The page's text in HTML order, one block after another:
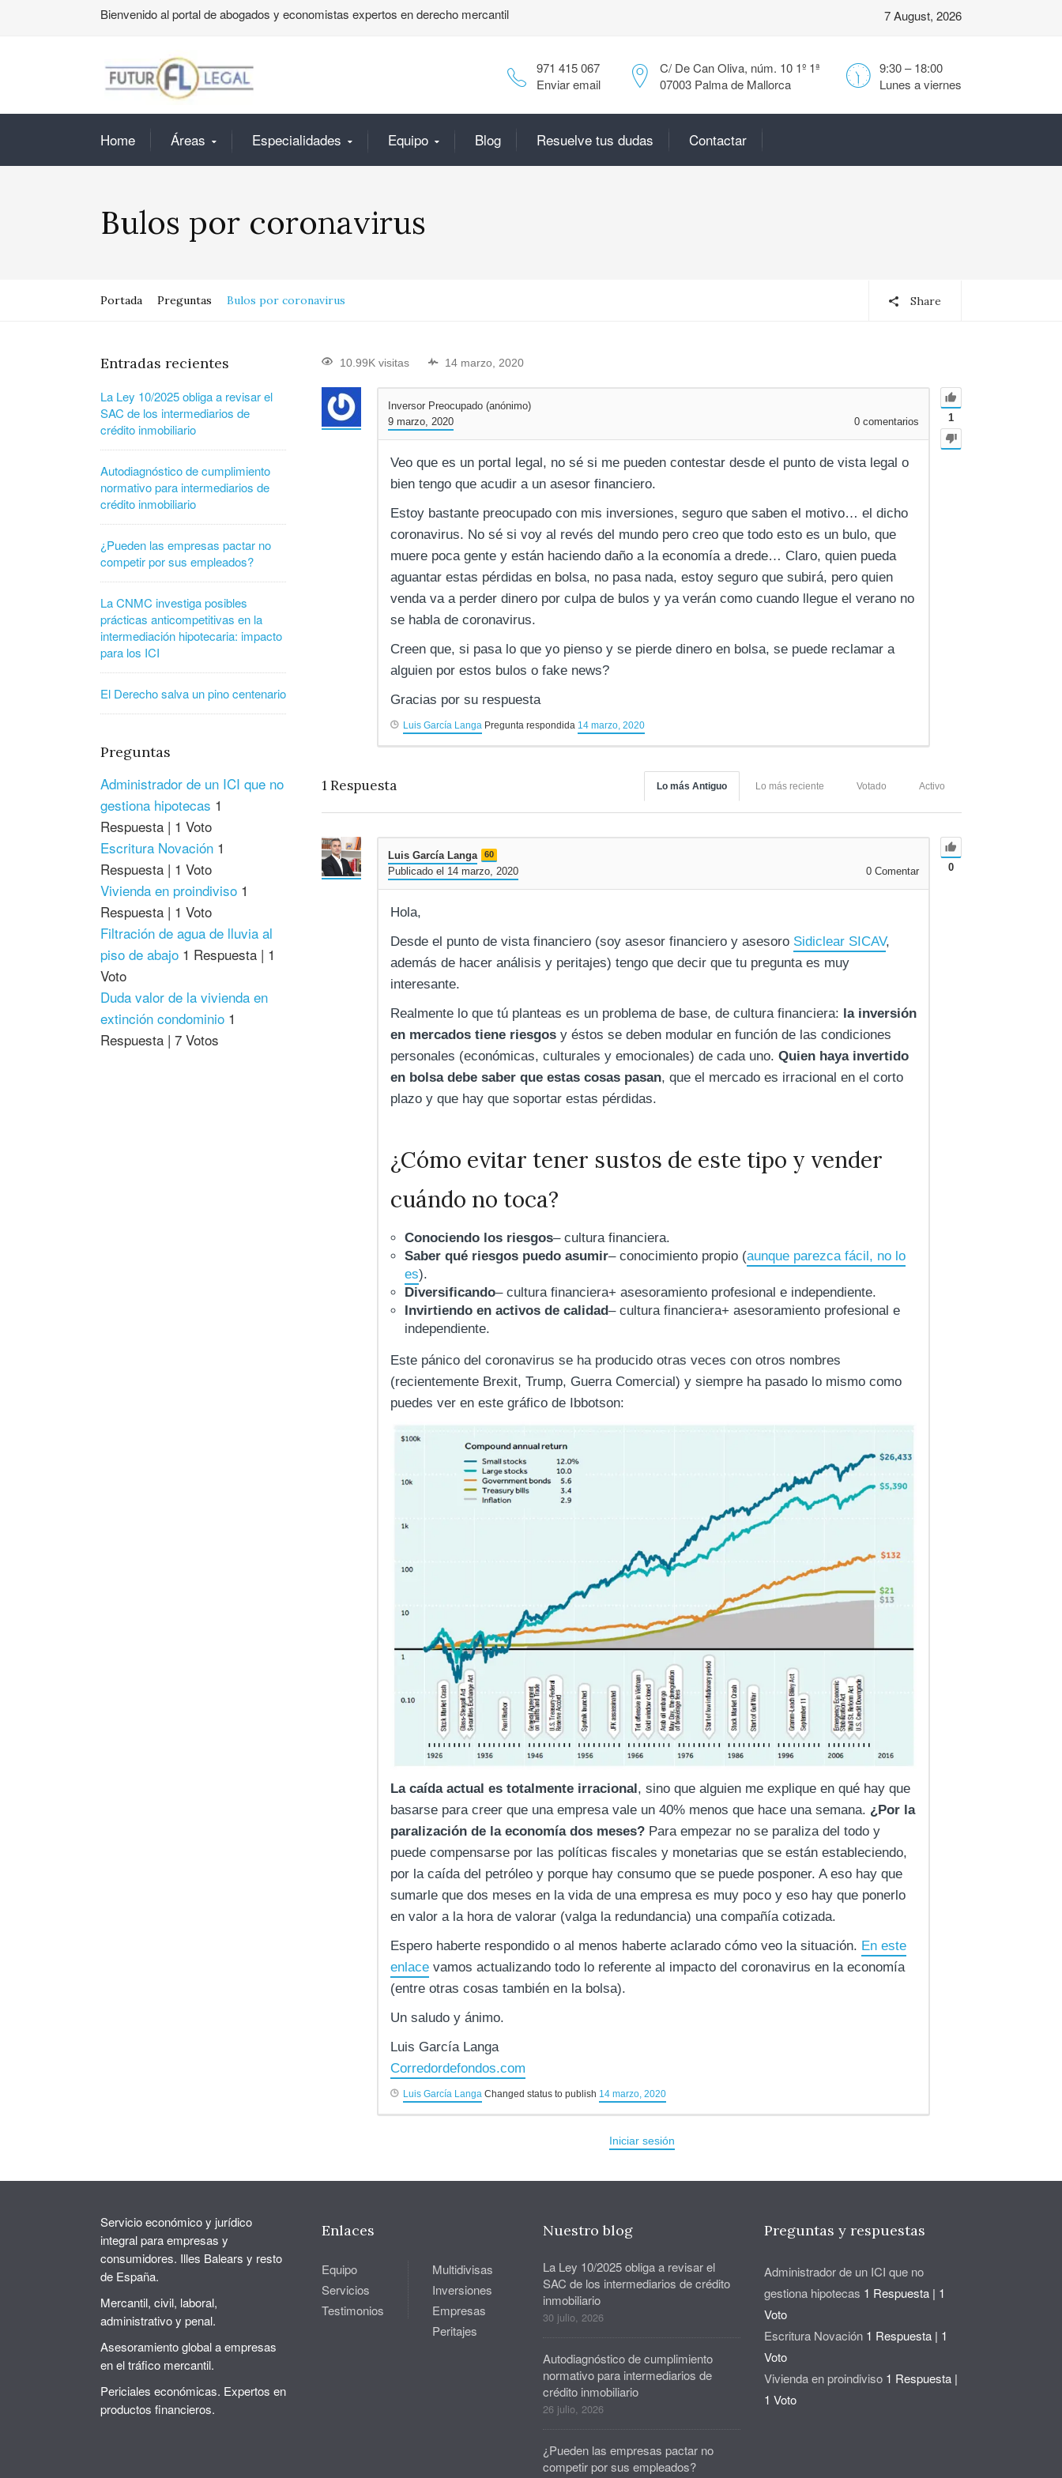
Bienvenido al portal de abogados y economistas expertos en derecho mercantil 7 August, 2026
9:30 – 18:00
Lunes a viernes
C/ De Can Oliva, núm. 10 1º 1ª
07003 Palma de Mallorca
971 415 067
Enviar email
Home Áreas Especialidades Equipo Blog Resuelve tus dudas Contactar
Bulos por coronavirus
Portada Preguntas Bulos por coronavirus Share
10.99K visitas 14 marzo, 2020
1
Inversor Preocupado (anónimo)
9 marzo, 2020
0 comentarios
Veo que es un portal legal, no sé si me pueden contestar desde el punto de vista legal o
bien tengo que acudir a un asesor financiero.
Estoy bastante preocupado con mis inversiones, seguro que saben el motivo… el dicho
coronavirus. No sé si voy al revés del mundo pero creo que todo esto es un bulo, que
muere poca gente y están haciendo daño a la economía a drede… Claro, quien pueda
aguantar estas pérdidas en bolsa, no pasa nada, estoy seguro que subirá, pero quien
venda va a perder dinero por culpa de bulos y ya verán como cuando llegue el verano no
se habla de coronavirus.
Creen que, si pasa lo que yo pienso y se pierde dinero en bolsa, se puede reclamar a
alguien por estos bulos o fake news?
Gracias por su respuesta
Luis García Langa Pregunta respondida 14 marzo, 2020
1 Respuesta Activo
Votado
Lo más reciente
Lo más Antiguo
0
Luis García Langa 60
Publicado el 14 marzo, 2020 0 Comentar
Hola,
Desde el punto de vista financiero (soy asesor financiero y asesoro Sidiclear SICAV,
además de hacer análisis y peritajes) tengo que decir que tu pregunta es muy
interesante.
Realmente lo que tú planteas es un problema de base, de cultura financiera: la inversión
en mercados tiene riesgos y éstos se deben modular en función de las condiciones
personales (económicas, culturales y emocionales) de cada uno. Quien haya invertido
en bolsa debe saber que estas cosas pasan, que el mercado es irracional en el corto
plazo y que hay que soportar estas pérdidas.
¿Cómo evitar tener sustos de este tipo y vender
cuándo no toca?
Conociendo los riesgos– cultura financiera.
Saber qué riesgos puedo asumir– conocimiento propio (aunque parezca fácil, no lo
es).
Diversificando– cultura financiera+ asesoramiento profesional e independiente.
Invirtiendo en activos de calidad– cultura financiera+ asesoramiento profesional e
independiente.
Este pánico del coronavirus se ha producido otras veces con otros nombres
(recientemente Brexit, Trump, Guerra Comercial) y siempre ha pasado lo mismo como
puedes ver en este gráfico de Ibbotson:
La caída actual es totalmente irracional , sino que alguien me explique en qué hay que
basarse para creer que una empresa vale un 40% menos que hace una semana. ¿Por la
paralización de la economía dos meses? Para empezar no se paraliza del todo y
puede compensarse por las políticas fiscales y monetarias que se están estableciendo,
por la caída del petróleo y porque hay consumo que se puede posponer. A eso hay que
sumarle que dos meses en la vida de una empresa es muy poco y eso hay que ponerlo
en valor a la hora de valorar (valga la redundancia) una compañía cotizada.
Espero haberte respondido o al menos haberte aclarado cómo veo la situación. En este
enlace vamos actualizando todo lo referente al impacto del coronavirus en la economía
(entre otras cosas también en la bolsa).
Un saludo y ánimo.
Luis García Langa
Corredordefondos.com
Luis García Langa Changed status to publish 14 marzo, 2020
Iniciar sesión
Entradas recientes
La Ley 10/2025 obliga a revisar el
SAC de los intermediarios de
crédito inmobiliario
Autodiagnóstico de cumplimiento
normativo para intermediarios de
crédito inmobiliario
¿Pueden las empresas pactar no
competir por sus empleados?
La CNMC investiga posibles
prácticas anticompetitivas en la
intermediación hipotecaria: impacto
para los ICI
El Derecho salva un pino centenario
Preguntas
Administrador de un ICI que no
gestiona hipotecas 1
Respuesta | 1 Voto
Escritura Novación 1
Respuesta | 1 Voto
Vivienda en proindiviso 1
Respuesta | 1 Voto
Filtración de agua de lluvia al
piso de abajo 1 Respuesta | 1
Voto
Duda valor de la vivienda en
extinción condominio 1
Respuesta | 7 Votos
Servicio económico y jurídico
integral para empresas y
consumidores. Illes Balears y resto
de España.
Mercantil, civil, laboral,
administrativo y penal.
Asesoramiento global a empresas
en el tráfico mercantil.
Periciales económicas. Expertos en
productos financieros.
Enlaces
Equipo
Servicios
Testimonios
Multidivisas
Inversiones
Empresas
Peritajes
Nuestro blog
La Ley 10/2025 obliga a revisar el
SAC de los intermediarios de crédito
inmobiliario
30 julio, 2026
Autodiagnóstico de cumplimiento
normativo para intermediarios de
crédito inmobiliario
26 julio, 2026
¿Pueden las empresas pactar no
competir por sus empleados?
Preguntas y respuestas
Administrador de un ICI que no
gestiona hipotecas 1 Respuesta | 1
Voto
Escritura Novación 1 Respuesta | 1
Voto
Vivienda en proindiviso 1 Respuesta |
1 Voto